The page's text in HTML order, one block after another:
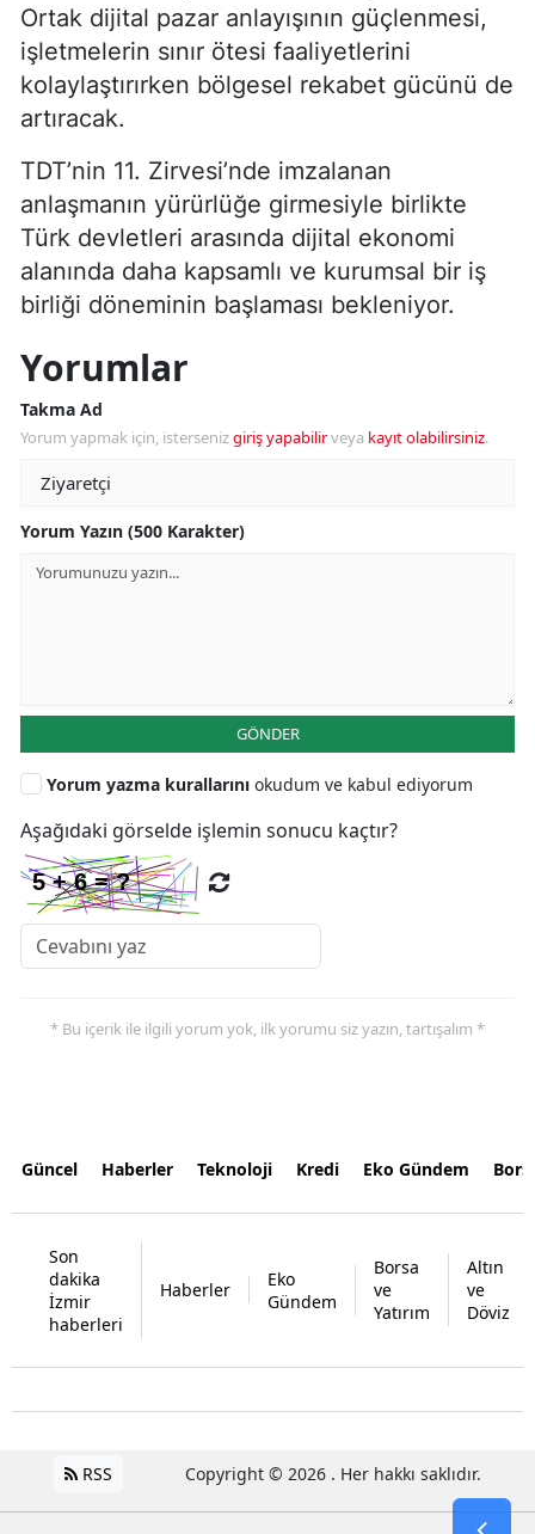
Ortak dijital pazar anlayışının güçlenmesi,
işletmelerin sınır ötesi faaliyetlerini
kolaylaştırırken bölgesel rekabet gücünü de
artıracak.
TDT’nin 11. Zirvesi’nde imzalanan
anlaşmanın yürürlüğe girmesiyle birlikte
Türk devletleri arasında dijital ekonomi
alanında daha kapsamlı ve kurumsal bir iş
birliği döneminin başlaması bekleniyor.
Yorumlar
Takma Ad
Yorum yapmak için, istersenizgiriş yapabilirveya kayıt olabilirsiniz.
Yorum Yazın (500 Karakter)
GÖNDER
Yorum yazma kurallarını okudum ve kabul ediyorum
Aşağıdaki görselde işlemin sonucu kaçtır?
* Bu içerik ile ilgili yorum yok, ilk yorumu siz yazın, tartışalım *
Güncel Haberler Teknoloji Kredi Eko Gündem
Son
dakika
İzmir
haberleri
Haberler
Eko
Gündem
Borsa
ve
Yatırım
Altın
ve
Döviz
RSS Copyright © 2026 . Her hakkı saklıdır.